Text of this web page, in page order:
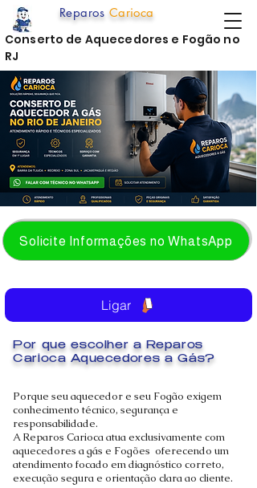
Solicite Informações no WhatsApp
Porque seu aquecedor e seu Fogão exigem
conhecimento técnico, segurança e
responsabilidade.
A Reparos Carioca atua exclusivamente com
aquecedores a gás e Fogões oferecendo um
atendimento focado em diagnóstico correto,
execução segura e orientação clara ao cliente.
Reparos Carioca
Por que escolher a Reparos
Carioca Aquecedores a Gás?
Ligar
Conserto de Aquecedores e Fogão no
RJ